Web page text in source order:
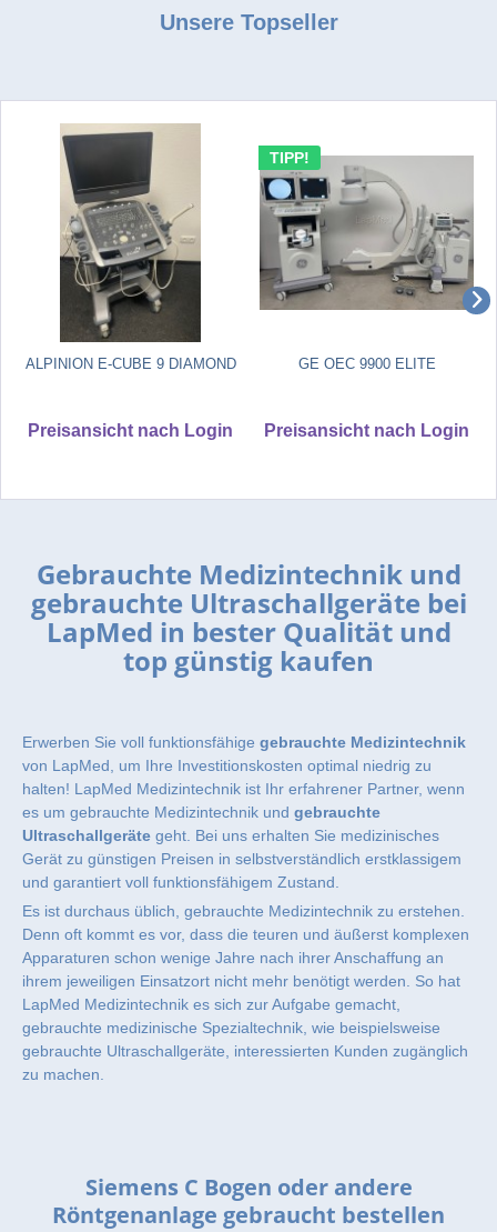
Unsere Topseller
ALPINION E-CUBE 9 DIAMOND
Preisansicht nach Login
TIPP!
GE OEC 9900 ELITE
Preisansicht nach Login
Gebrauchte Medizintechnik und
gebrauchte Ultraschallgeräte bei
LapMed in bester Qualität und
top günstig kaufen
Erwerben Sie voll funktionsfähige gebrauchte Medizintechnik
von LapMed, um Ihre Investitionskosten optimal niedrig zu
halten! LapMed Medizintechnik ist Ihr erfahrener Partner, wenn
es um gebrauchte Medizintechnik und gebrauchte
Ultraschallgeräte geht. Bei uns erhalten Sie medizinisches
Gerät zu günstigen Preisen in selbstverständlich erstklassigem
und garantiert voll funktionsfähigem Zustand.
Es ist durchaus üblich, gebrauchte Medizintechnik zu erstehen.
Denn oft kommt es vor, dass die teuren und äußerst komplexen
Apparaturen schon wenige Jahre nach ihrer Anschaffung an
ihrem jeweiligen Einsatzort nicht mehr benötigt werden. So hat
LapMed Medizintechnik es sich zur Aufgabe gemacht,
gebrauchte medizinische Spezialtechnik, wie beispielsweise
gebrauchte Ultraschallgeräte, interessierten Kunden zugänglich
zu machen.
Siemens C Bogen oder andere
Röntgenanlage gebraucht bestellen